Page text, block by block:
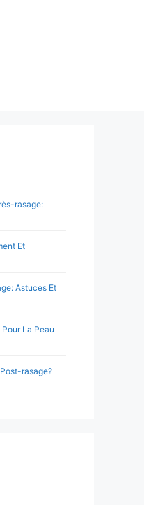
rasage:
Et
Astuces Et
La Peau
rasage?